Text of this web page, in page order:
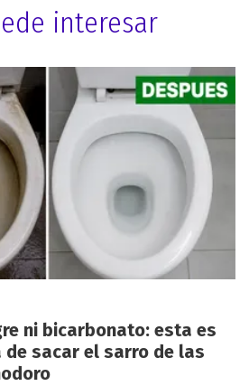
interesar
ni bicarbonato: esta es
de sacar el sarro de las